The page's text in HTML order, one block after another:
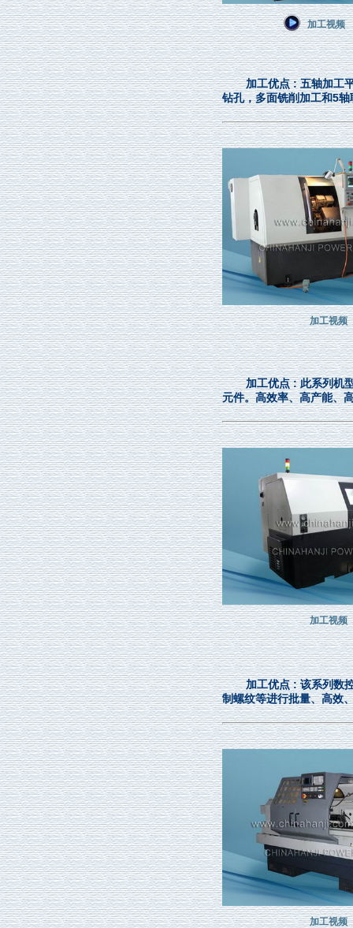
加工视频
加工优点 : 五轴加工
钻孔，多面铣削加工和5
加工视频
加工优点 : 此系列机
元件。高效率、高产能、
加工视频
加工优点 : 该系列数
制螺纹等进行批量、高效
加工视频